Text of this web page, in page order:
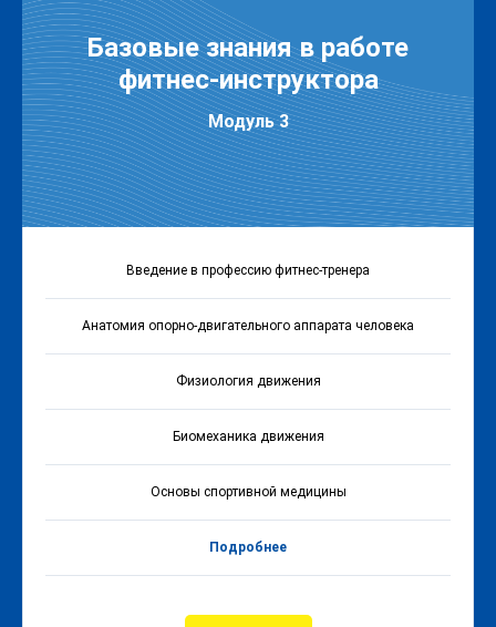
Базовые знания в работе
фитнес-инструктора
Модуль 3
Введение в профессию фитнес-тренера
Анатомия опорно-двигательного аппарата человека
Физиология движения
Биомеханика движения
Основы спортивной медицины
Подробнее